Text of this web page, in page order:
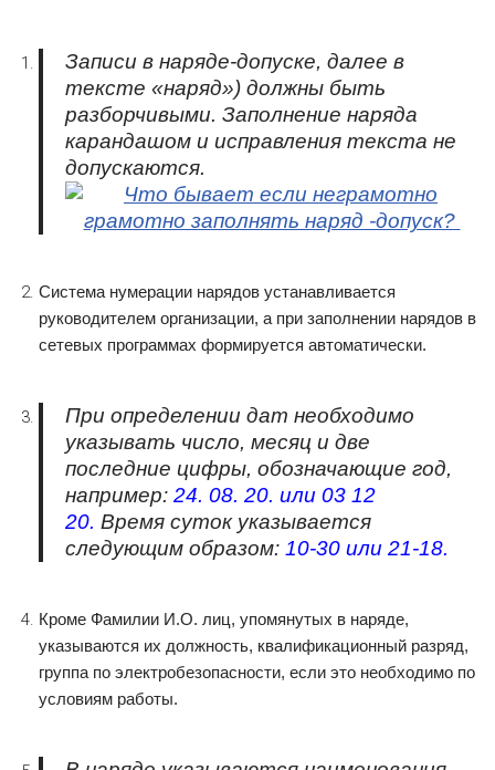
Записи в наряде-допуске, далее в
тексте «наряд») должны быть
разборчивыми. Заполнение наряда
карандашом и исправления текста не
допускаются.
Система нумерации нарядов устанавливается
руководителем организации, а при заполнении нарядов в
сетевых программах формируется автоматически.
При определении дат необходимо
указывать число, месяц и две
последние цифры, обозначающие год,
например: 24. 08. 20. или 03 12
20. Время суток указывается
следующим образом: 10-30 или 21-18.
Кроме Фамилии И.О. лиц, упомянутых в наряде,
указываются их должность, квалификационный разряд,
группа по электробезопасности, если это необходимо по
условиям работы.